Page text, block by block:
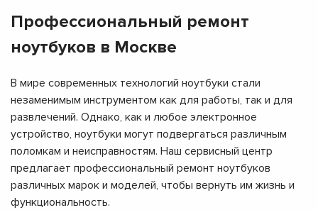
Профессиональный ремонт
ноутбуков в Москве
В мире современных технологий ноутбуки стали
незаменимым инструментом как для работы, так и для
развлечений. Однако, как и любое электронное
устройство, ноутбуки могут подвергаться различным
поломкам и неисправностям. Наш сервисный центр
предлагает профессиональный ремонт ноутбуков
различных марок и моделей, чтобы вернуть им жизнь и
функциональность.